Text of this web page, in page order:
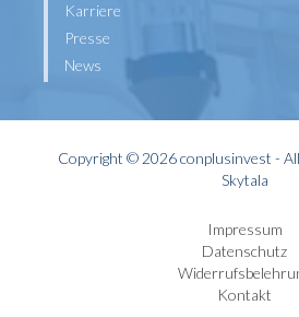
Karriere
Presse
News
Copyright © 2026 conplusinvest -
Skytala
Impressum
Datenschutz
Kontakt